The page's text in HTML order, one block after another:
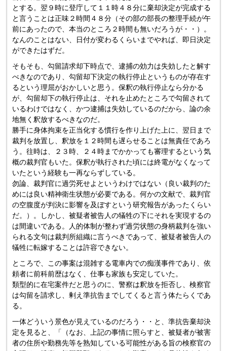
とする。翌９時に登庁して１１時４８分に棄却決定が完成する
と言うことは正味２時間４８分（その部の部長の整理手続が午
前にあったので、本当のところ２時間も無いだろうが・・）。
なんのことはない、日付が変わるくらいまでやれば、即日決定
ができたはずだ。
そもそも、勾留請求却下時点で、逮捕の効力は失効したと解す
べきなのであり、勾留却下決定の執行停止というものが存在す
るという理屈がおかしいと思う。保釈の執行停止なら分かる
が、勾留却下の執行停止は、それを止めたところで勾留されて
いるわけではなく、かつ逮捕は失効しているのだから、論の余
地無く釈放するべきなのだ。
勝手に身体拘束を正当化する慣行を作り上げた上に、翌日まで
裁判を放置し、釈放を１２時間も遅らせることは無責任であろ
う。往時は、２３時、２４時までかかっても審理するという気
概の裁判官もいた。保釈が執行された頃には終電がなくなって
いたという経験も一再ならずしている。
勿論、裁判官に過労死せよというわけではない（良い裁判のた
めには良い精神衛生状態が必要である。何かの文献で、裁判官
の空腹度が判決に影響を及ぼすという研究報告があったくらい
だ。）。しかし、被疑者被告人の犠牲の下にそれを実現するの
は間違いである。人的体制が整わず過労状態の身柄裁判を強い
られる文句は裁判所組織に言うべきであって、被疑者被告人の
犠牲に転嫁することは許容できない。
ところで、この事案は混雑する電車内での痴漢事件であり、依
頼者に前科前歴はなく、仕事も家族も安定していた。
類型的に在宅案件だと思うのに、警察は釈放を拒否し、検察官
は勾留を請求し、剰え準抗告までしてくると言う体たらくであ
る。
一体どういう景色が見えているのだろう・・と、準抗告棄却決
定を見ると、「（なお、上記の事情に照らすと、被疑者が被害
者の住所や勤務先等を熟知している可能性がある旨の検察官の